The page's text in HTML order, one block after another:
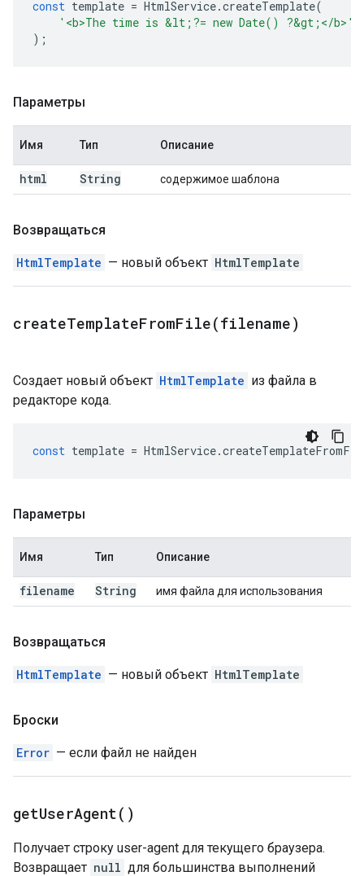
const template = HtmlService.createTemplate(
'<b>The time is &lt;?= new Date() ?&gt;</b>'
);
Параметры
Имя Тип Описание
html String содержимое шаблона
Возвращаться
HtmlTemplate — новый объект HtmlTemplate
createTemplateFromFile(filename)
Создает новый объект HtmlTemplate из файла в
редакторе кода.
const template = HtmlService.
Параметры
Имя Тип Описание
filename String имя файла для использования
Возвращаться
HtmlTemplate — новый объект HtmlTemplate
Броски
Error — если файл не найден
getUserAgent( )
Получает строку user-agent для текущего браузера.
Возвращает null для большинства выполнений